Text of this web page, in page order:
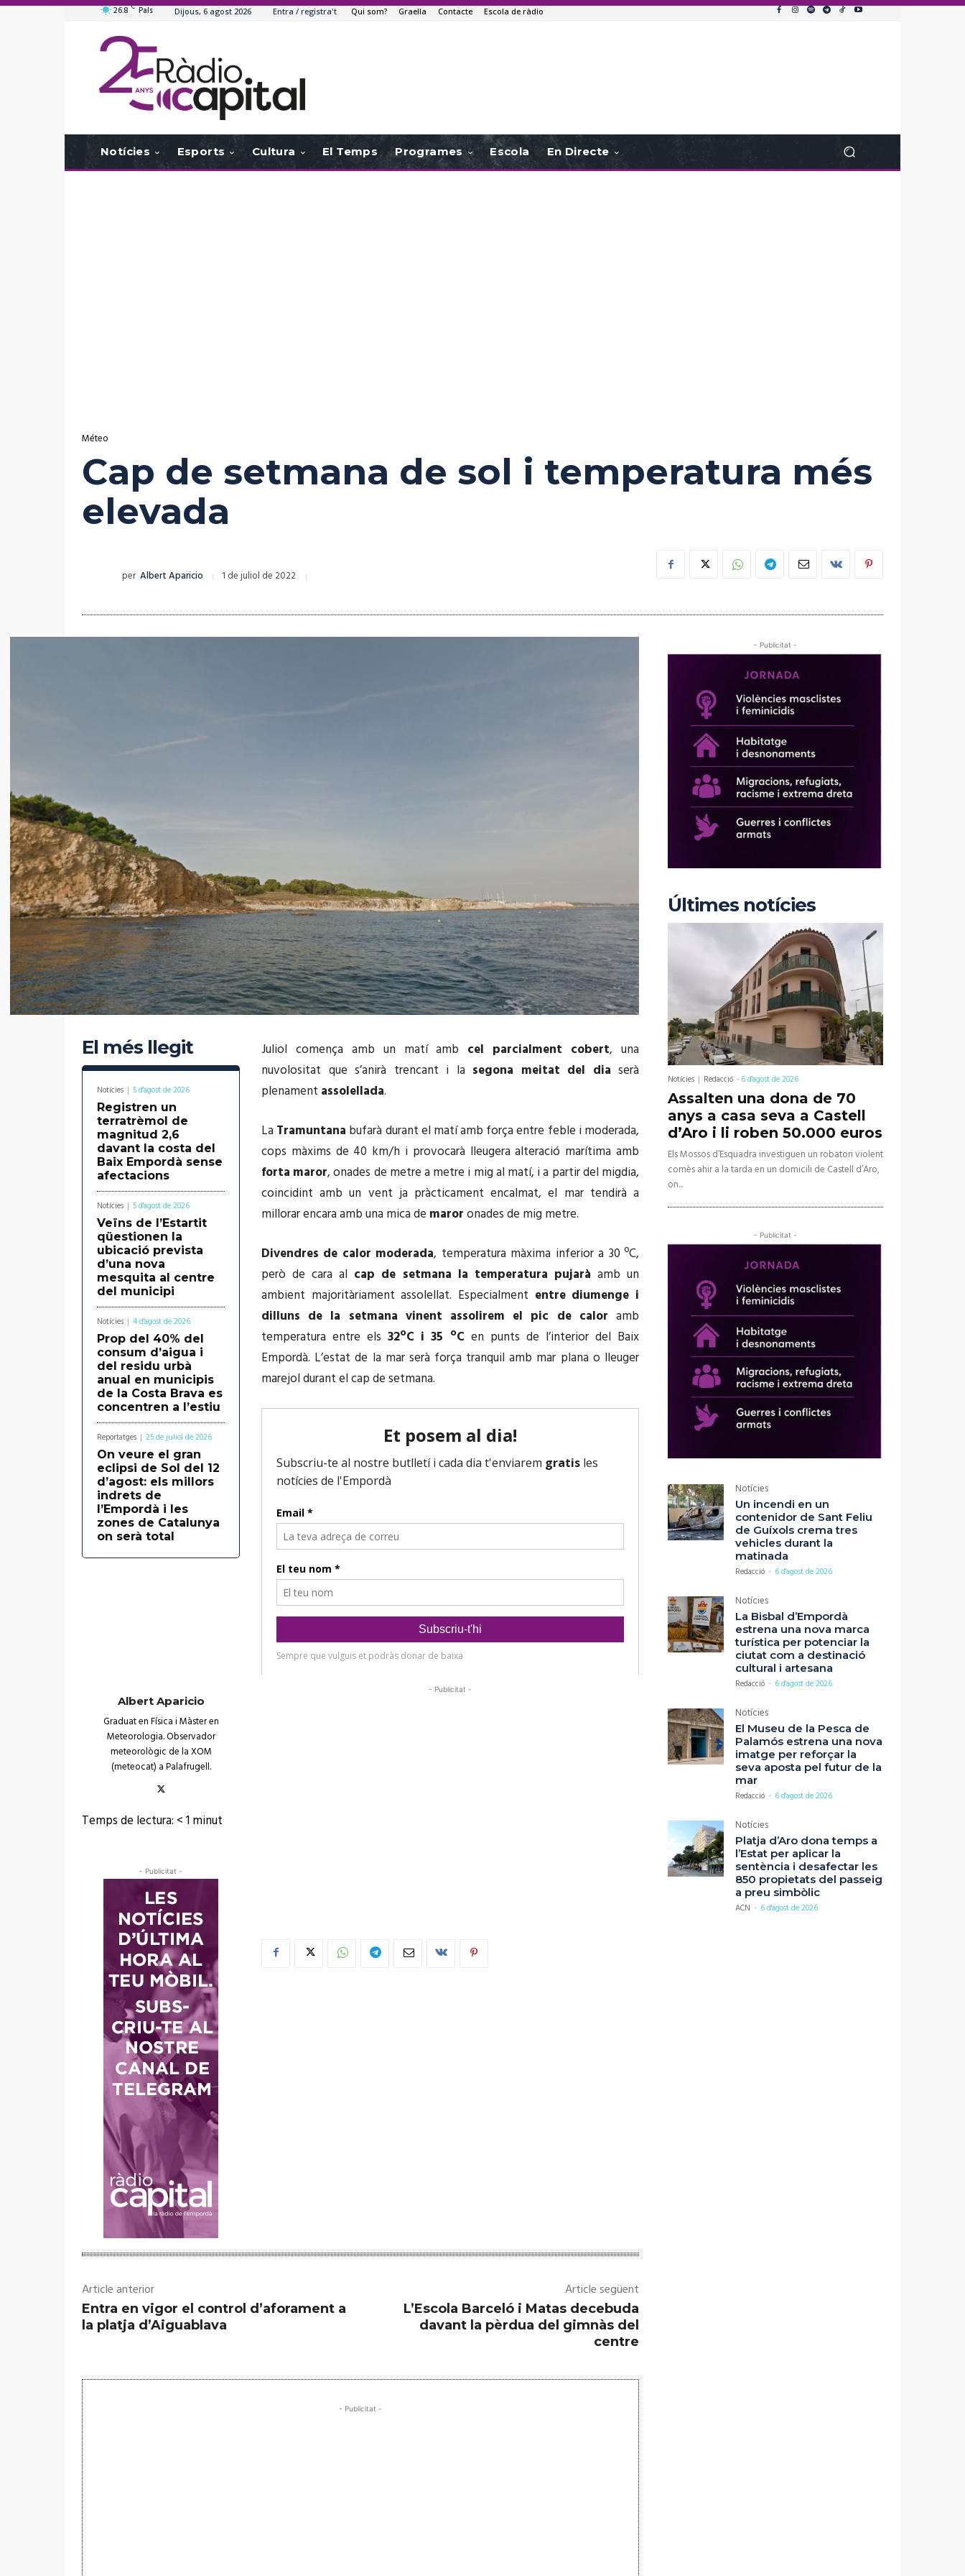
26.8 C Pals Dijous, 6 agost 2026 Entra / registra't Qui som? Graella Contacte Escola de ràdio
Notícies Esports Cultura El Temps Programes Escola En Directe
Méteo
Cap de setmana de sol i temperatura més
elevada
per Albert Aparicio 1 de juliol de 2022
El més llegit
Notícies 5 d'agost de 2026
Registren un
terratrèmol de
magnitud 2,6
davant la costa del
Baix Empordà sense
afectacions
Notícies 5 d'agost de 2026
Veïns de l’Estartit
qüestionen la
ubicació prevista
d’una nova
mesquita al centre
del municipi
Notícies 4 d'agost de 2026
Prop del 40% del
consum d’aigua i
del residu urbà
anual en municipis
de la Costa Brava es
concentren a l’estiu
Reportatges 25 de juliol de 2026
On veure el gran
eclipsi de Sol del 12
d’agost: els millors
indrets de
l’Empordà i les
zones de Catalunya
on serà total
Albert Aparicio
Graduat en Física i Màster en
Meteorologia. Observador
meteorològic de la XOM
(meteocat) a Palafrugell.
Temps de lectura: < 1minut
- Publicitat -
Juliol comença amb un matí amb cel parcialment cobert, una
nuvolositat que s’anirà trencant i la segona meitat del dia serà
plenament assolellada.
La Tramuntana bufarà durant el matí amb força entre feble i moderada,
cops màxims de 40 km/h i provocarà lleugera alteració marítima amb
forta maror, onades de metre a metre i mig al matí, i a partir del migdia,
coincidint amb un vent ja pràcticament encalmat, el mar tendirà a
millorar encara amb una mica de maroronades de mig metre.
Divendres de calor moderada, temperatura màxima inferior a 30 ºC,
però de cara al cap de setmana la temperatura pujarà amb un
ambient majoritàriament assolellat. Especialment entre diumenge i
dilluns de la setmana vinent assolirem el pic de calor amb
temperatura entre els32ºC i 35 ºC en punts de l’interior del Baix
Empordà. L’estat de la mar serà força tranquil amb mar plana o lleuger
marejol durant el cap de setmana.
- Publicitat -
Article anterior
Entra en vigor el control d’aforament a
la platja d’Aiguablava
Article següent
L’Escola Barceló i Matas decebuda
davant la pèrdua del gimnàs del
centre
- Publicitat -
- Publicitat -
Últimes notícies
Notícies Redacció -6 d'agost de 2026
Assalten una dona de 70
anys a casa seva a Castell
d’Aro i li roben 50.000 euros
Els Mossos d’Esquadra investiguen un robatori violent
comès ahir a la tarda en un domicili de Castell d’Aro,
on...
- Publicitat -
Notícies
Un incendi en un
contenidor de Sant Feliu
de Guíxols crema tres
vehicles durant la
matinada
Redacció - 6 d'agost de 2026
Notícies
La Bisbal d’Empordà
estrena una nova marca
turística per potenciar la
ciutat com a destinació
cultural i artesana
Redacció - 6 d'agost de 2026
Notícies
El Museu de la Pesca de
Palamós estrena una nova
imatge per reforçar la
seva aposta pel futur de la
mar
Redacció - 6 d'agost de 2026
Notícies
Platja d’Aro dona temps a
l’Estat per aplicar la
sentència i desafectar les
850 propietats del passeig
a preu simbòlic
ACN - 6 d'agost de 2026